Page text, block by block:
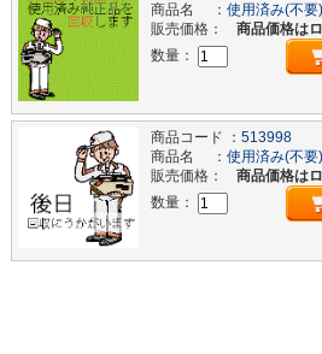
商品名 ： 使用済み(不要
販売価格：
商品価格は
数量：
商品コード ： 513998
商品名 ： 使用済み(不
販売価格：
商品価格は
数量：